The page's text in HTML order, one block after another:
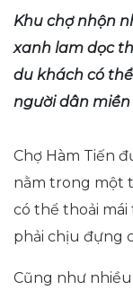
Khu chợ nhộn
xanh lam dọc
du khách có
người dân miền
Chợ Hàm Tiến
nằm trong một
có thể thoải mái
phải chịu đựng
Cũng như